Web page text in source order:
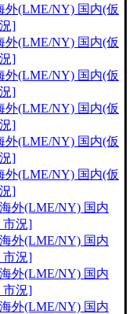
外(LME/NY) 国内(仮
]
外(LME/NY) 国内(仮
]
外(LME/NY) 国内(仮
]
外(LME/NY) 国内(仮
]
外(LME/NY) 国内(仮
]
外(LME/NY) 国内(仮
]
外(LME/NY) 国内
市況]
外(LME/NY) 国内
市況]
外(LME/NY) 国内
市況]
外(LME/NY) 国内